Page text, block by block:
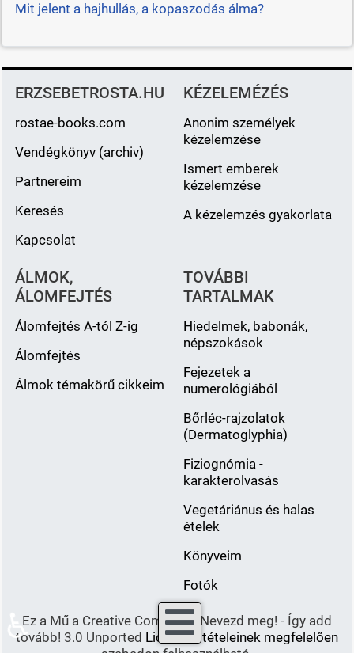
Mit jelent a hajhullás, a kopaszodás álma?
ERZSEBETROSTA.HU
rostae-books.com
Vendégkönyv (archiv)
Partnereim
Keresés
Kapcsolat
KÉZELEMÉZÉS
Anonim személyek
kézelemzése
Ismert emberek
kézelemzése
A kézelemzés gyakorlata
ÁLMOK,
ÁLOMFEJTÉS
Álomfejtés A-tól Z-ig
Álomfejtés
Álmok témakörű cikkeim
TOVÁBBI
TARTALMAK
Hiedelmek, babonák,
népszokások
Fejezetek a
numerológiából
Bőrléc-rajzolatok
(Dermatoglyphia)
Fiziognómia -
karakterolvasás
Vegetáriánus és halas
ételek
Könyveim
Fotók
Ez a Mű a Creative Commons Nevezd meg! - Így add
tovább! 3.0 Unported Licenc feltételeinek megfelelően